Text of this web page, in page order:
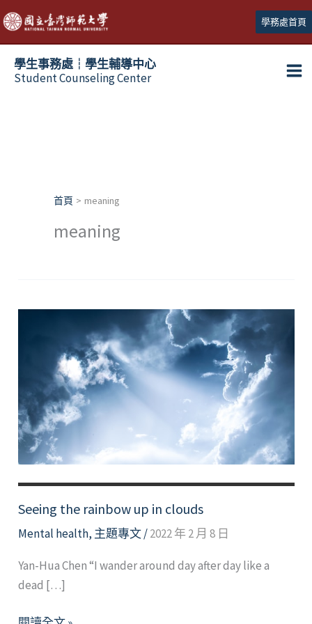
跳
至
主
學務處首頁
學生事務處┆學生輔導中心
Student Counseling Center
首頁 meaning
meaning
Seeing the rainbow up in clouds
Mental health, 主題專文/2022 年 2 月 8 日
Yan-Hua Chen “I wander around day after day like a
dead […]